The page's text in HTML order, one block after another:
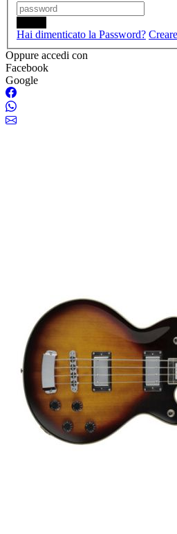
Hai dimenticato la Password?
Oppure accedi con
Facebook
Google